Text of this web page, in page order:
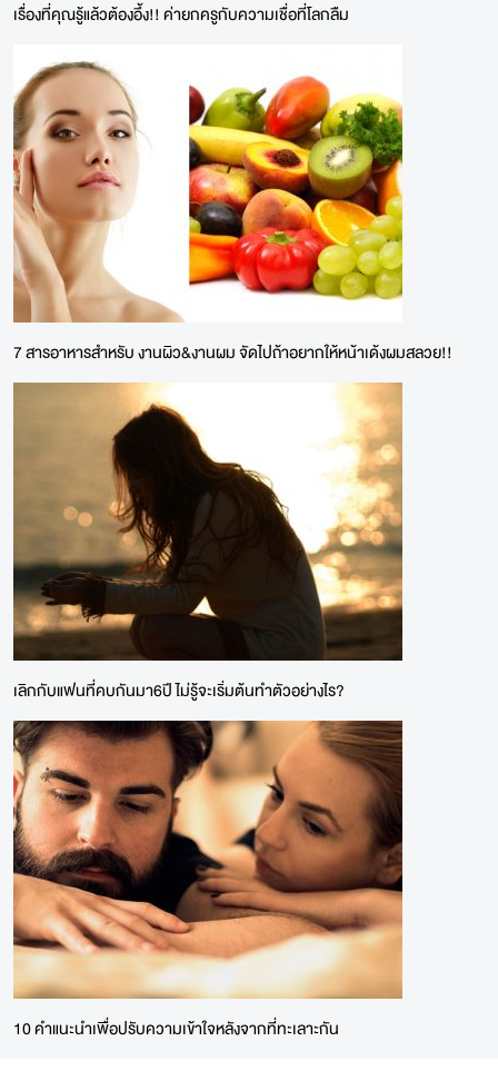
เรื่องที่คุณรู้แล้วต้องอึ้ง!! ค่ายกครูกับความเชื่อที่โลกลืม
7 สารอาหารสำหรับ งานผิว&งานผม จัดไปถ้าอยากให้หน้าเด้งผมสลวย!!
เลิกกับแฟนที่คบกันมา6ปี ไม่รู้จะเริ่มต้นทำตัวอย่างไร?
10 คำแนะนำเพื่อปรับความเข้าใจหลังจากที่ทะเลาะกัน